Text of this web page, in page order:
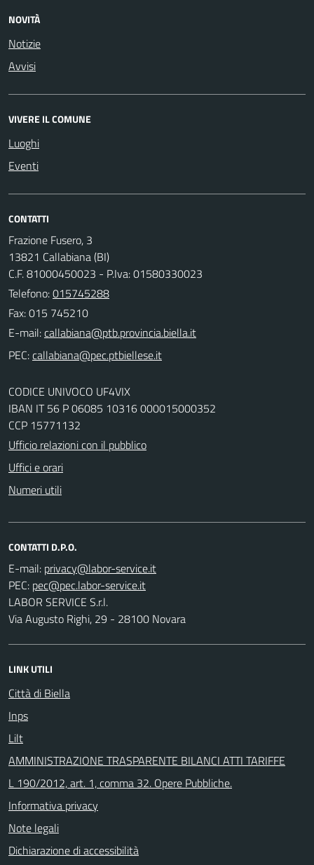
NOVITÀ
Notizie
Avvisi
VIVERE IL COMUNE
Luoghi
Eventi
CONTATTI
Frazione Fusero, 3
13821 Callabiana (BI)
C.F. 81000450023 - P.Iva: 01580330023
Telefono:015745288
Fax: 015 745210
E-mail:
PEC:
CODICE UNIVOCO UF4VIX
IBAN IT 56 P 06085 10316 000015000352
CCP 15771132
Ufficio relazioni con il pubblico
Uffici e orari
Numeri utili
CONTATTI D.P.O.
E-mail:
PEC:
LABOR SERVICE S.r.l.
Via Augusto Righi, 29 - 28100 Novara
LINK UTILI
Città di Biella
Inps
Lilt
AMMINISTRAZIONE TRASPARENTE BILANCI ATTI TARIFFE
L 190/2012, art. 1, comma 32. Opere Pubbliche.
Informativa privacy
Note legali
Dichiarazione di accessibilità